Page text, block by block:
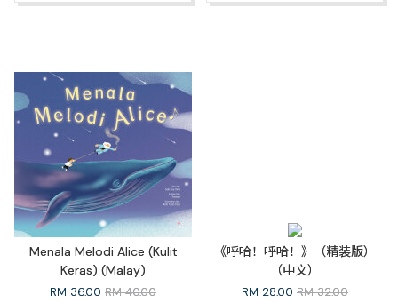
Menala Melodi Alice (Kulit
Keras) (Malay)
RM 36.00 RM 40.00
《呼哈！呼哈！》（精装版）
（中文）
RM 28.00 RM 32.00